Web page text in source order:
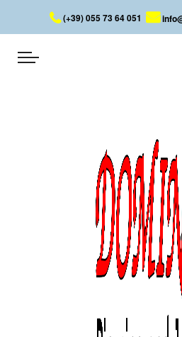
(+39) 055 73 64 051
PIERCING NEZ
PIERCING NEZ AVEC ROSE